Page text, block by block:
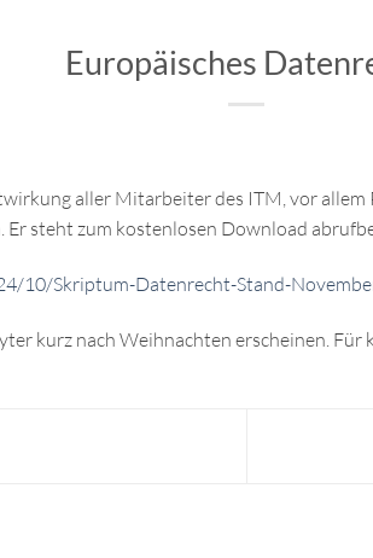
Europäisches
aller Mitarbeiter des ITM, vor
steht zum kostenlosen Download
10/Skriptum-Datenrecht-Stand-
kurz nach Weihnachten erscheinen.